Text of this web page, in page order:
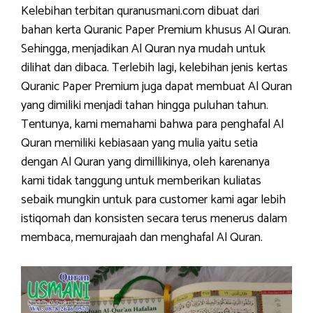
Kelebihan terbitan quranusmani.com dibuat dari
bahan kerta Quranic Paper Premium khusus Al Quran.
Sehingga, menjadikan Al Quran nya mudah untuk
dilihat dan dibaca. Terlebih lagi, kelebihan jenis kertas
Quranic Paper Premium juga dapat membuat Al Quran
yang dimiliki menjadi tahan hingga puluhan tahun.
Tentunya, kami memahami bahwa para penghafal Al
Quran memiliki kebiasaan yang mulia yaitu setia
dengan Al Quran yang dimillikinya, oleh karenanya
kami tidak tanggung untuk memberikan kuliatas
sebaik mungkin untuk para customer kami agar lebih
istiqomah dan konsisten secara terus menerus dalam
membaca, memurajaah dan menghafal Al Quran.